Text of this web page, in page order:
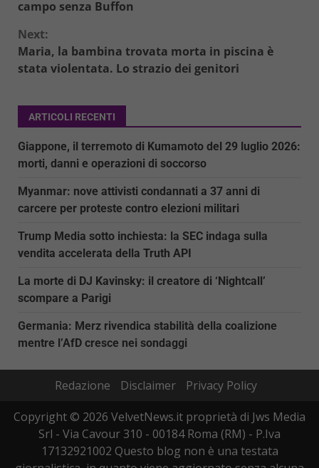
campo senza Buffon
Next:
Maria, la bambina trovata morta in piscina è
stata violentata. Lo strazio dei genitori
ARTICOLI RECENTI
Giappone, il terremoto di Kumamoto del 29 luglio 2026:
morti, danni e operazioni di soccorso
Myanmar: nove attivisti condannati a 37 anni di
carcere per proteste contro elezioni militari
Trump Media sotto inchiesta: la SEC indaga sulla
vendita accelerata della Truth API
La morte di DJ Kavinsky: il creatore di ‘Nightcall’
scompare a Parigi
Germania: Merz rivendica stabilità della coalizione
mentre l’AfD cresce nei sondaggi
Redazione Disclaimer
Privacy Policy
Copyright © 2026 VelvetNews.it proprietà di Jws Media
Srl - Via Cavour 310 - 00184 Roma (RM) - P.Iva
17132921002 Questo blog non è una testata